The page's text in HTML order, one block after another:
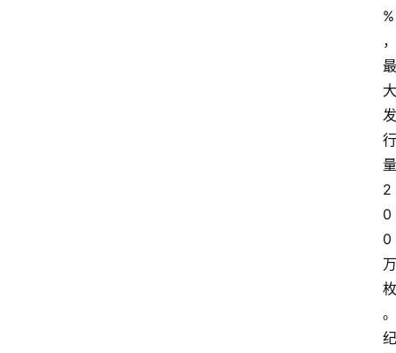
%
，
最
大
发
行
量
2
0
0
万
枚
。
纪